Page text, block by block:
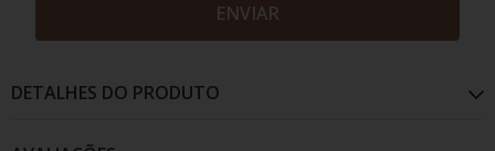
ENVIAR
DETALHES DO PRODUTO